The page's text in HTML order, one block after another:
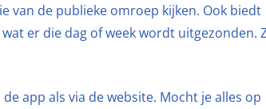
van de publieke omroep kijken. Ook biedt
er die dag of week wordt uitgezonden.
app als via de website. Mocht je alles op